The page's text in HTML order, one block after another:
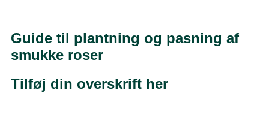
Guide til plantning og pasning af
smukke roser
Tilføj din overskrift her